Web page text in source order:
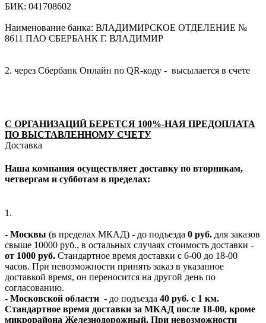
БИК: 041708602
Наименование банка: ВЛАДИМИРСКОЕ ОТДЕЛЕНИЕ №
8611 ПАО СБЕРБАНК Г. ВЛАДИМИР
2. через Сбербанк Онлайн по QR-коду - высылается в счете
С ОРГАНИЗАЦИЙ БЕРЕТСЯ 100%-НАЯ ПРЕДОПЛАТА
ПО ВЫСТАВЛЕННОМУ СЧЕТУ
Доставка
Наша компания осуществляет доставку по вторникам,
четвергам и субботам в пределах:
1.
- Москвы (в пределах МКАД) - до подъезда 0 руб. для заказов
свыше 10000 руб., в остальных случаях стоимость доставки -
от 1000 руб. Стандартное время доставки с 6-00 до 18-00
часов. При невозможности принять заказ в указанное
доставкой время, он переносится на другой день по
согласованию.
- Московской области - до подъезда 40 руб. с 1 км.
Стандартное время доставки за МКАД после 18-00, кроме
микрорайона Железнодорожный. При невозможности